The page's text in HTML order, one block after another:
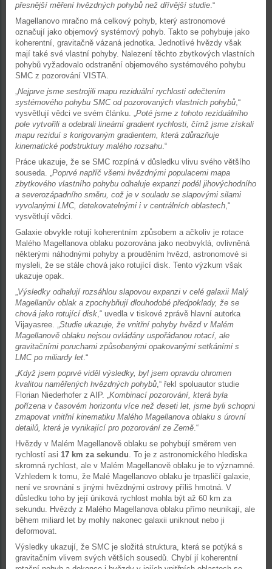
přesnější měření hvězdných pohybů než dřívější studie.“
Magellanovo mračno má celkový pohyb, který astronomové
označují jako objemový systémový pohyb. Takto se pohybuje jako
koherentní, gravitačně vázaná jednotka. Jednotlivé hvězdy však
mají také své vlastní pohyby. Nalezení těchto zbytkových vlastních
pohybů vyžadovalo odstranění objemového systémového pohybu
SMC z pozorování VISTA.
„Nejprve jsme sestrojili mapu reziduální rychlosti odečtením
systémového pohybu SMC od pozorovaných vlastních pohybů,“
vysvětlují vědci ve svém článku. „Poté jsme z tohoto reziduálního
pole vytvořili a odebrali lineární gradient rychlosti, čímž jsme získali
mapu reziduí s korigovaným gradientem, která zdůrazňuje
kinematické podstruktury malého rozsahu.“
Práce ukazuje, že se SMC rozpíná v důsledku vlivu svého většího
souseda. „Poprvé napříč všemi hvězdnými populacemi mapa
zbytkového vlastního pohybu odhaluje expanzi podél jihovýchodního
a severozápadního směru, což je v souladu se slapovými silami
vyvolanými LMC, detekovatelnými i v centrálních oblastech,“
vysvětlují vědci.
Galaxie obvykle rotují koherentním způsobem a ačkoliv je rotace
Malého Magellanova oblaku pozorována jako neobvyklá, ovlivněná
některými náhodnými pohyby a prouděním hvězd, astronomové si
mysleli, že se stále chová jako rotující disk. Tento výzkum však
ukazuje opak.
„Výsledky odhalují rozsáhlou slapovou expanzi v celé galaxii Malý
Magellanův oblak a zpochybňují dlouhodobé předpoklady, že se
chová jako rotující disk,“ uvedla v tiskové zprávě hlavní autorka
Vijayasree. „Studie ukazuje, že vnitřní pohyby hvězd v Malém
Magellanově oblaku nejsou ovládány uspořádanou rotací, ale
gravitačními poruchami způsobenými opakovanými setkáními s
LMC po miliardy let.“
„Když jsem poprvé viděl výsledky, byl jsem opravdu ohromen
kvalitou naměřených hvězdných pohybů,“ řekl spoluautor studie
Florian Niederhofer z AIP. „Kombinací pozorování, která byla
pořízena v časovém horizontu více než deseti let, jsme byli schopni
zmapovat vnitřní kinematiku Malého Magellanova oblaku s úrovní
detailů, která je vynikající pro pozorování ze Země.“
Hvězdy v Malém Magellanově oblaku se pohybují směrem ven
rychlostí asi 17 km za sekundu. To je z astronomického hlediska
skromná rychlost, ale v Malém Magellanově oblaku je to významné.
Vzhledem k tomu, že Malé Magellanovo oblaku je trpasličí galaxie,
není ve srovnání s jinými hvězdnými ostrovy příliš hmotná. V
důsledku toho by její úniková rychlost mohla být až 60 km za
sekundu. Hvězdy z Malého Magellanova oblaku přímo neunikají, ale
během miliard let by mohly nakonec galaxii uniknout nebo ji
deformovat.
Výsledky ukazují, že SMC je složitá struktura, která se potýká s
gravitačním vlivem svých větších sousedů. Chybí jí koherentní